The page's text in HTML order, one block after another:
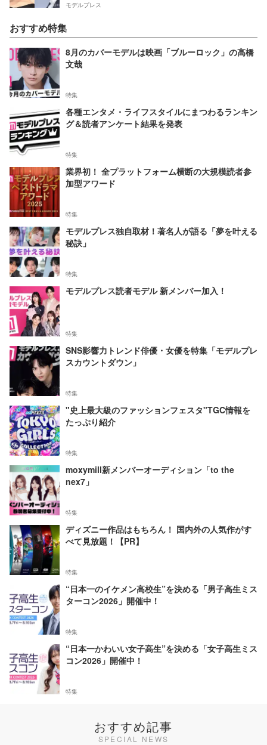
モデルプレス
おすすめ特集
8月のカバーモデルは映画「ブルーロック」の高橋
文哉
特集
各種エンタメ・ライフスタイルにまつわるランキン
グ＆読者アンケート結果を発表
特集
業界初！ 全プラットフォーム横断の大規模読者参
加型アワード
特集
モデルプレス独自取材！著名人が語る「夢を叶える
秘訣」
特集
モデルプレス読者モデル 新メンバー加入！
特集
SNS影響力トレンド俳優・女優を特集「モデルプレ
スカウントダウン」
特集
"史上最大級のファッションフェスタ"TGC情報を
たっぷり紹介
特集
moxymill新メンバーオーディション「to the
nex7」
特集
ディズニー作品はもちろん！ 国内外の人気作がす
べて見放題！【PR】
特集
“日本一のイケメン高校生”を決める「男子高生ミス
ターコン2026」開催中！
特集
“日本一かわいい女子高生”を決める「女子高生ミス
コン2026」開催中！
特集
おすすめ記事
SPECIAL NEWS